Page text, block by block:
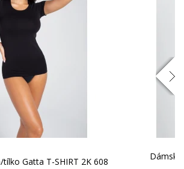
Gatta T-SHIRT 2K 608